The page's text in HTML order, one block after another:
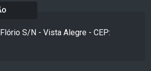
S/N - Vista Alegre - CEP: